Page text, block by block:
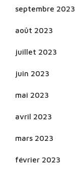
septembre 2023
août 2023
juillet 2023
juin 2023
mai 2023
avril 2023
mars 2023
février 2023